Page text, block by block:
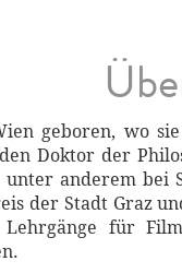
geboren, wo
Doktor der
unter anderem
der Stadt Graz
für